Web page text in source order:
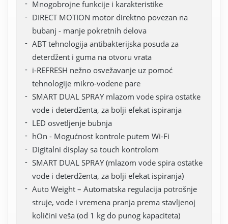
Mnogobrojne funkcije i karakteristike
DIRECT MOTION motor direktno povezan na
bubanj - manje pokretnih delova
ABT tehnologija antibakterijska posuda za
deterdžent i guma na otvoru vrata
i-REFRESH nežno osvežavanje uz pomoć
tehnologije mikro-vodene pare
SMART DUAL SPRAY mlazom vode spira ostatke
vode i deterdženta, za bolji efekat ispiranja
LED osvetljenje bubnja
hOn - Mogućnost kontrole putem Wi-Fi
Digitalni display sa touch kontrolom
SMART DUAL SPRAY (mlazom vode spira ostatke
vode i deterdženta, za bolji efekat ispiranja)
Auto Weight – Automatska regulacija potrošnje
struje, vode i vremena pranja prema stavljenoj
količini veša (od 1 kg do punog kapaciteta)